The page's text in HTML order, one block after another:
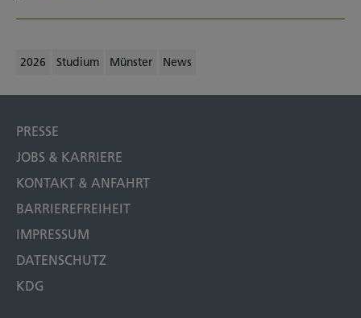
2026 Studium Münster News
PRESSE
JOBS & KARRIERE
KONTAKT & ANFAHRT
BARRIEREFREIHEIT
IMPRESSUM
DATENSCHUTZ
KDG